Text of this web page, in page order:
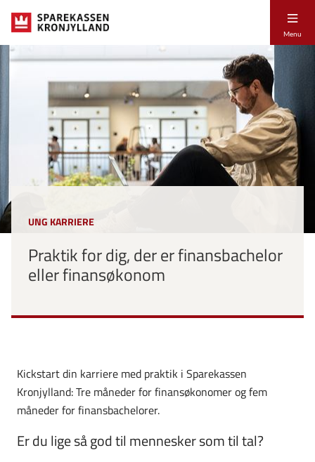
Menu
UNG KARRIERE
Praktik for dig, der er finansbachelor
eller finansøkonom
Kickstart din karriere med praktik i Sparekassen
Kronjylland: Tre måneder for finansøkonomer og fem
måneder for finansbachelorer.
Er du lige så god til mennesker som til tal?